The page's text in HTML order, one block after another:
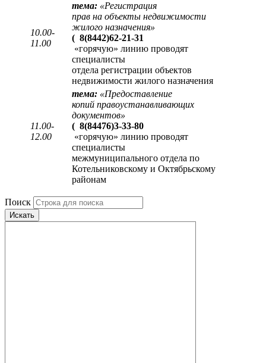
10.00-
11.00
тема: «Регистрация
прав на объекты недвижимости
жилого назначения»
( 8(8442)62-21-31
«горячую» линию проводят
специалисты
отдела регистрации объектов
недвижимости жилого назначения
11.00-
12.00
тема: «Предоставление
копий правоустанавливающих
документов»
( 8(84476)3-33-80
«горячую» линию проводят
специалисты
межмуниципального отдела по
Котельниковскому и Октябрьскому
районам
Поиск
Искать